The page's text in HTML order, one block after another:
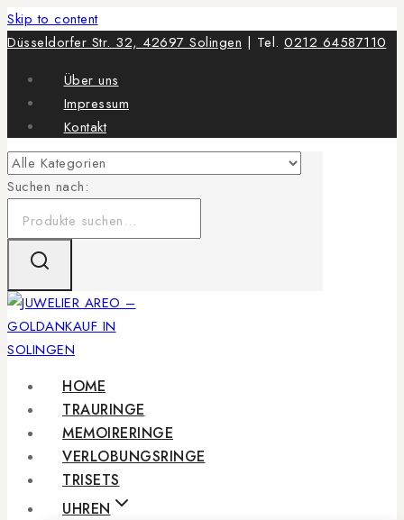
Skip to content
Düsseldorfer Str. 32, 42697 Solingen | Tel. 0212 64587110
Über uns
Impressum
Kontakt
Suchen nach:
HOME
TRAURINGE
MEMOIRERINGE
VERLOBUNGSRINGE
TRISETS
UHREN